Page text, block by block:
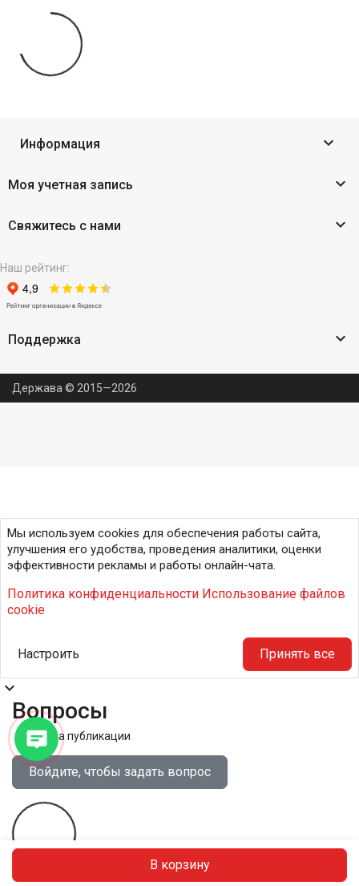
Информация 
Моя учетная запись 
Свяжитесь с нами 
Наш рейтинг:
Поддержка 
Держава © 2015—2026
Мы используем cookies для обеспечения работы сайта,
улучшения его удобства, проведения аналитики, оценки
эффективности рекламы и работы онлайн-чата.
Политика конфиденциальности Использование файлов
cookie
Настроить Принять все
expand_more
Вопросы
Правила публикации
Войдите, чтобы задать вопрос
В корзину